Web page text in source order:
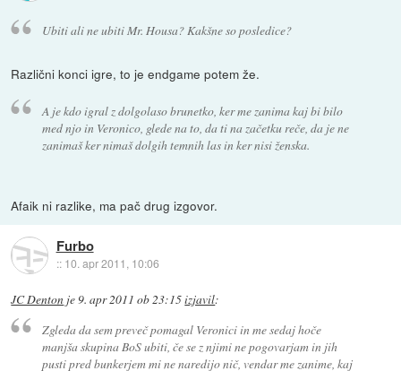
Ubiti ali ne ubiti Mr. Housa? Kakšne so posledice?
Različni konci igre, to je endgame potem že.
A je kdo igral z dolgolaso brunetko, ker me zanima kaj bi bilo
med njo in Veronico, glede na to, da ti na začetku reče, da je ne
zanimaš ker nimaš dolgih temnih las in ker nisi ženska.
Afaik ni razlike, ma pač drug izgovor.
Furbo
:: 10. apr 2011, 10:06
JC Denton je9. apr 2011 ob 23:15izjavil:
Zgleda da sem preveč pomagal Veronici in me sedaj hoče
manjša skupina BoS ubiti, če se z njimi ne pogovarjam in jih
pusti pred bunkerjem mi ne naredijo nič, vendar me zanime, kaj